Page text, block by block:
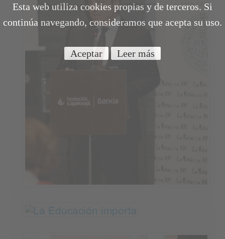
Esta web utiliza cookies propias y de terceros. Si
continúa navegando, consideramos que acepta su uso.
Aceptar Leer más